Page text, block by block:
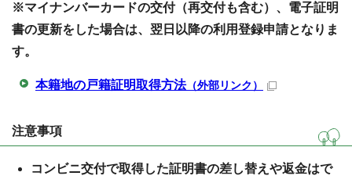
※マイナンバーカードの交付（再交付も含む）、電子証明
書の更新をした場合は、翌日以降の利用登録申請となりま
す。
本籍地の戸籍証明取得方法（外部リンク）
注意事項
コンビニ交付で取得した証明書の差し替えや返金はで